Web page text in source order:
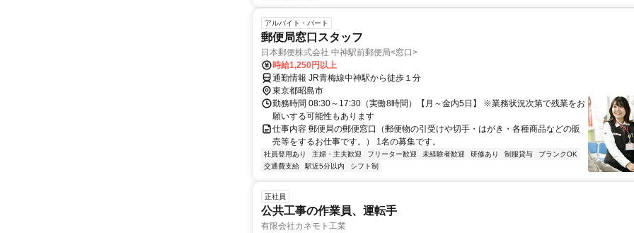
アルバイト・パート
郵便局窓口スタッフ
日本郵便株式会社 中神駅前郵便局<窓口>
時給1,250円以上
通勤情報 JR青梅線中神駅から徒歩１分
東京都昭島市
勤務時間 08:30～17:30（実働8時間）【月～金内5日】 ※業務状況次第で残業をお
願いする可能性もあります
仕事内容 郵便局の郵便窓口（郵便物の引受けや切手・はがき・各種商品などの販
売等をするお仕事です。） 1名の募集です。
社員登用あり 主婦・主夫歓迎 フリーター歓迎 未経験者歓迎 研修あり 制服貸与
ブランクOK
交通費支給
駅近5分以内 シフト制
正社員
公共工事の作業員、運転手
有限会社カネモト工業